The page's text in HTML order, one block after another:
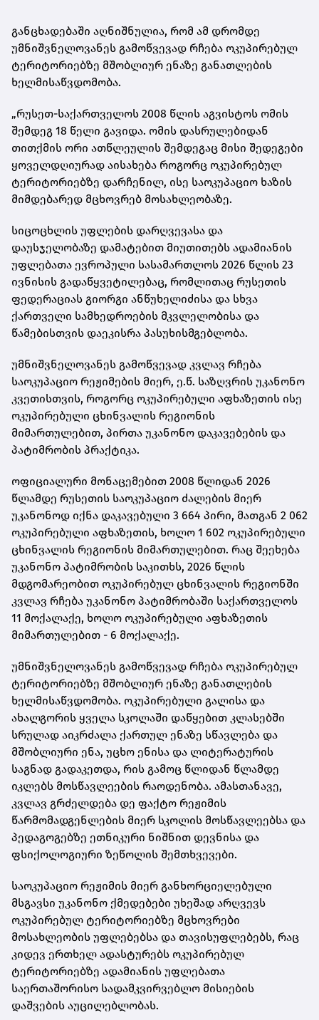
განცხადებაში აღნიშნულია, რომ ამ დრომდე
უმნიშვნელოვანეს გამოწვევად რჩება ოკუპირებულ
ტერიტორიებზე მშობლიურ ენაზე განათლების
ხელმისაწვდომობა.
„რუსეთ-საქართველოს 2008 წლის აგვისტოს ომის
შემდეგ 18 წელი გავიდა. ომის დასრულებიდან
თითქმის ორი ათწლეულის შემდეგაც მისი შედეგები
ყოველდღიურად აისახება როგორც ოკუპირებულ
ტერიტორიებზე დარჩენილ, ისე საოკუპაციო ხაზის
მიმდებარედ მცხოვრებ მოსახლეობაზე.
სიცოცხლის უფლების დარღვევასა და
დაუსჯელობაზე დამატებით მიუთითებს ადამიანის
უფლებათა ევროპული სასამართლოს 2026 წლის 23
ივნისის გადაწყვეტილებაც, რომლითაც რუსეთის
ფედერაციას გიორგი ანწუხელიძისა და სხვა
ქართველი სამხედროების მკვლელობისა და
წამებისთვის დაეკისრა პასუხისმგებლობა.
უმნიშვნელოვანეს გამოწვევად კვლავ რჩება
საოკუპაციო რეჟიმების მიერ, ე.წ. საზღვრის უკანონო
კვეთისთვის, როგორც ოკუპირებული აფხაზეთის ისე
ოკუპირებული ცხინვალის რეგიონის
მიმართულებით, პირთა უკანონო დაკავებების და
პატიმრობის პრაქტიკა.
ოფიციალური მონაცემებით 2008 წლიდან 2026
წლამდე რუსეთის საოკუპაციო ძალების მიერ
უკანონოდ იქნა დაკავებული 3 664 პირი, მათგან 2 062
ოკუპირებული აფხაზეთის, ხოლო 1 602 ოკუპირებული
ცხინვალის რეგიონის მიმართულებით. რაც შეეხება
უკანონო პატიმრობის საკითხს, 2026 წლის
მდგომარეობით ოკუპირებულ ცხინვალის რეგიონში
კვლავ რჩება უკანონო პატიმრობაში საქართველოს
11 მოქალაქე, ხოლო ოკუპირებული აფხაზეთის
მიმართულებით - 6 მოქალაქე.
უმნიშვნელოვანეს გამოწვევად რჩება ოკუპირებულ
ტერიტორიებზე მშობლიურ ენაზე განათლების
ხელმისაწვდომობა. ოკუპირებული გალისა და
ახალგორის ყველა სკოლაში დაწყებით კლასებში
სრულად აიკრძალა ქართულ ენაზე სწავლება და
მშობლიური ენა, უცხო ენისა და ლიტერატურის
საგნად გადაკეთდა, რის გამოც წლიდან წლამდე
იკლებს მოსწავლეების რაოდენობა. ამასთანავე,
კვლავ გრძელდება დე ფაქტო რეჟიმის
წარმომადგენლების მიერ სკოლის მოსწავლეებსა და
პედაგოგებზე ეთნიკური ნიშნით დევნისა და
ფსიქოლოგიური ზეწოლის შემთხვევები.
საოკუპაციო რეჟიმის მიერ განხორციელებული
მსგავსი უკანონო ქმედებები უხეშად არღვევს
ოკუპირებულ ტერიტორიებზე მცხოვრები
მოსახლეობის უფლებებსა და თავისუფლებებს, რაც
კიდევ ერთხელ ადასტურებს ოკუპირებულ
ტერიტორიებზე ადამიანის უფლებათა
საერთაშორისო სადამკვირვებლო მისიების
დაშვების აუცილებლობას.